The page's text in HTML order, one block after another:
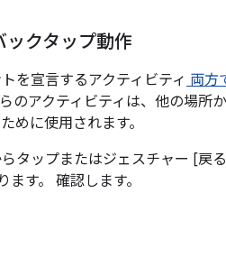
ックタップ動作
を宣言するアクティビティ 両方
のアクティビティは、他の場所
めに使用されます。
タップまたはジェスチャー [戻
す。 確認します。